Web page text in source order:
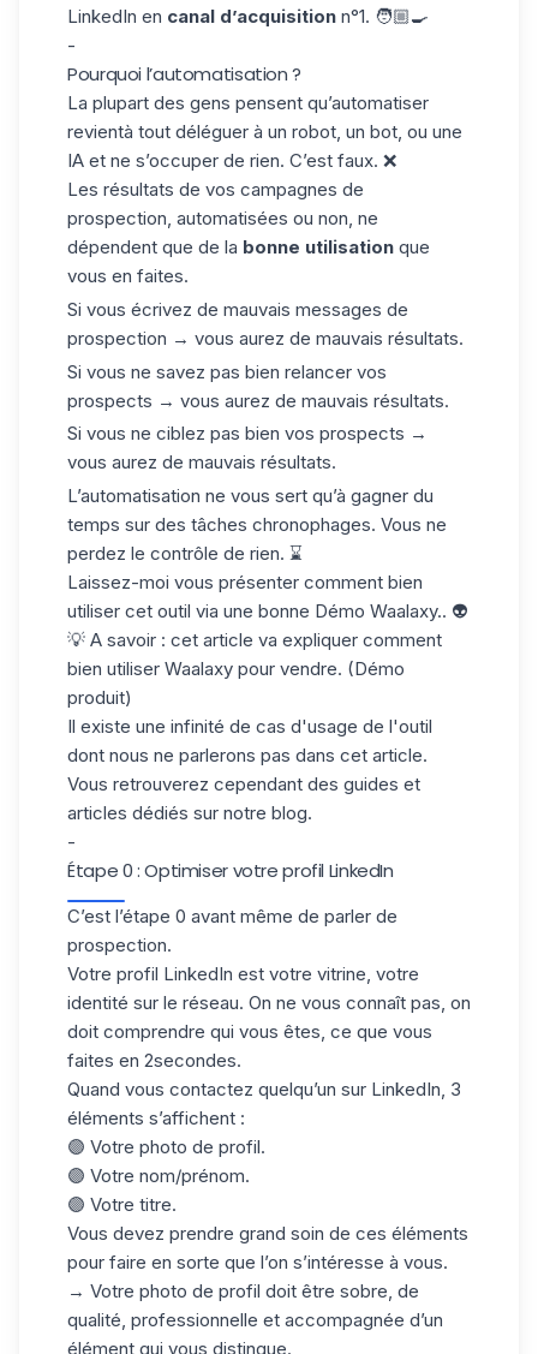
LinkedIn en canal d’acquisition n°1. 🧑🏼‍🍳
-
Pourquoi l’automatisation ?
La plupart des gens pensent qu’automatiser
revientà tout déléguer à un robot, un bot, ou une
IA et ne s’occuper de rien. C’est faux. ❌
Les résultats de vos campagnes de
prospection, automatisées ou non, ne
dépendent que de la bonne utilisation que
vous en faites.
Si vous écrivez de mauvais messages de
prospection → vous aurez de mauvais résultats.
Si vous ne savez pas bien relancer vos
prospects → vous aurez de mauvais résultats.
Si vous ne ciblez pas bien vos prospects →
vous aurez de mauvais résultats.
L’automatisation ne vous sert qu’à gagner du
temps sur des tâches chronophages. Vous ne
perdez le contrôle de rien. ⌛
Laissez-moi vous présenter comment bien
utiliser cet outil via une bonne Démo Waalaxy.. 👽
💡 A savoir : cet article va expliquer comment
bien utiliser Waalaxy pour vendre. (Démo
produit)
Il existe une infinité de cas d'usage de l'outil
dont nous ne parlerons pas dans cet article.
Vous retrouverez cependant des guides et
articles dédiés sur notre blog.
-
Étape 0 : Optimiser votre profil LinkedIn
C’est l’étape 0 avant même de parler de
prospection.
Votre profil LinkedIn est votre vitrine, votre
identité sur le réseau. On ne vous connaît pas, on
doit comprendre qui vous êtes, ce que vous
faites en 2secondes.
Quand vous contactez quelqu’un sur LinkedIn, 3
éléments s’affichent :
🟣 Votre photo de profil.
🟣 Votre nom/prénom.
🟣 Votre titre.
Vous devez prendre grand soin de ces éléments
pour faire en sorte que l’on s’intéresse à vous.
→ Votre photo de profil doit être sobre, de
qualité, professionnelle et accompagnée d’un
élément qui vous distingue.